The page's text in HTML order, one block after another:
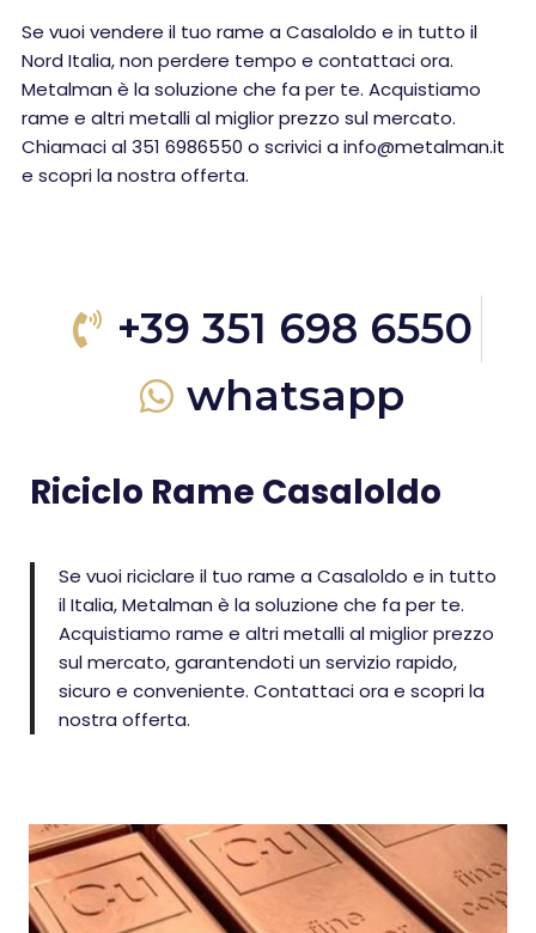
Se vuoi vendere il tuo rame a Casaloldo e in tutto il
Nord Italia, non perdere tempo e contattaci ora.
Metalman è la soluzione che fa per te. Acquistiamo
rame e altri metalli al miglior prezzo sul mercato.
Chiamaci al 351 6986550 o scrivici a info@metalman.it
e scopri la nostra offerta.
+39 351 698 6550
whatsapp
Riciclo Rame Casaloldo
Se vuoi riciclare il tuo rame a Casaloldo e in tutto
il Italia, Metalman è la soluzione che fa per te.
Acquistiamo rame e altri metalli al miglior prezzo
sul mercato, garantendoti un servizio rapido,
sicuro e conveniente. Contattaci ora e scopri la
nostra offerta.